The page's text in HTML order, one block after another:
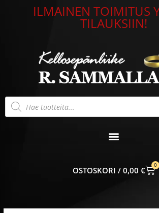
ILMAINEN TOIMITUS
TILAUKSIIN!
Products
search
0,00 €
0